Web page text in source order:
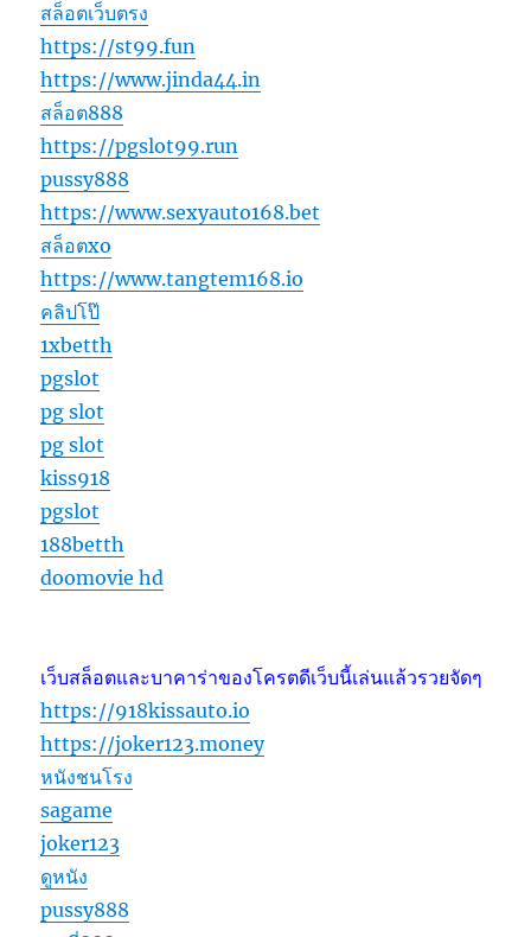
สล็อตเว็บตรง
https://st99.fun
https://www.jinda44.in
สล็อต888
https://pgslot99.run
pussy888
https://www.sexyauto168.bet
สล็อตxo
https://www.tangtem168.io
คลิปโป๊
1xbetth
pgslot
pg slot
pg slot
kiss918
pgslot
188betth
doomovie hd
เว็บสล็อตและบาคาร่าของโครตดีเว็บนี้เล่นแล้วรวยจัดๆ
https://918kissauto.io
https://joker123.money
หนังชนโรง
sagame
joker123
ดูหนัง
pussy888